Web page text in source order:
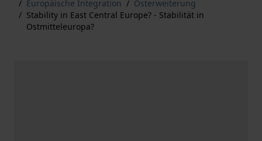
/ Europäische Integration / Osterweiterung
/ Stability in East Central Europe? - Stabilität in
Ostmitteleuropa?